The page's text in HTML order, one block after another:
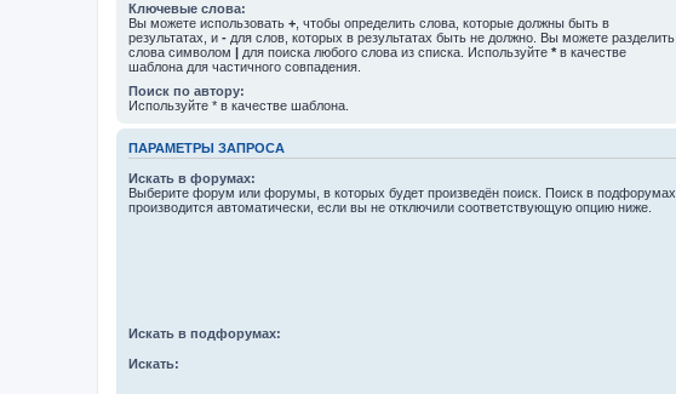
Ключевые слова:
Вы можете использовать + , чтобы определить слова, которые должны быть в
результатах, и - для слов, которых в результатах быть не должно. Вы можете разделить
слова символом | для поиска любого слова из списка. Используйте * в качестве
шаблона для частичного совпадения.
Поиск по автору:
Используйте * в качестве шаблона.
ПАРАМЕТРЫ ЗАПРОСА
Искать в форумах:
Выберите форум или форумы, в которых будет произведён поиск. Поиск в подфорумах
производится автоматически, если вы не отключили соответствующую опцию ниже.
Искать в подфорумах:
Искать: